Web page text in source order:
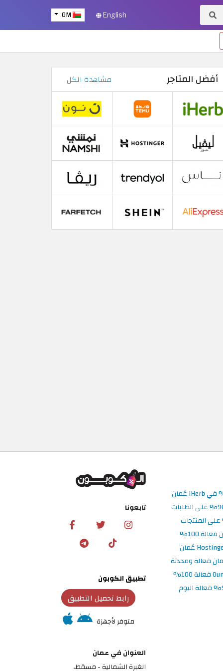
OM English
أفضل المتاجر مشاهدة الكل
تابعونا
تطبيق الكوبون
رابط تحميل التطبيق
متوفر لأجهزة
العنوان في عمان
الغبرة الشمالية - مسقط،